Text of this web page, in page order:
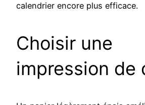
calendrier encore plus efficace.
Choisir une
impression de